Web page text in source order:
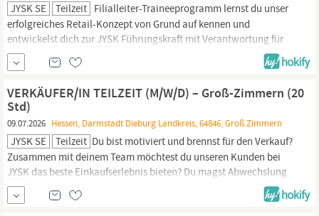
JYSK SE Teilzeit Filialleiter-Traineeprogramm lernst du unser
erfolgreiches Retail-Konzept von Grund auf kennen und
entwickelst dich zur JYSK Führungskraft mit Verantwortung für
einen eigenen Store. Werde Teil eines internationalen
Unternehmens, das Entwicklung und unternehmerisches Denken
aktiv fördert. Das bieten wir dir als Store Manager Strukturierter
Einstieg &
VERKÄUFER/IN TEILZEIT (M/W/D) – Groß-Zimmern (20
Std)
09.07.2026 Hessen, Darmstadt Dieburg Landkreis, 64846, Groß Zimmern
JYSK SE Teilzeit Du bist motiviert und brennst für den Verkauf?
Zusammen mit deinem Team möchtest du unseren Kunden bei
JYSK das beste Einkaufserlebnis bieten? Du magst Abwechslung
und ein schnelllebiges Umfeld? Dann ist die Stelle als Verkäufer
das perfekte Match für dich! WAS WIR DIR BIETEN
hat es